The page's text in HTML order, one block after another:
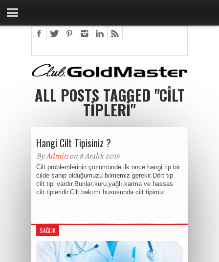
ALL POSTS TAGGED "CILT
TIPLERI"
Hangi Cilt Tipisiniz ?
ByAdminon 8 Aralık 2016
Cilt problemlerinin çözümünde ilk önce hangi tip bir
cilde sahip olduğumuzu bilmemiz gerekir.Dört tip
cilt tipi vardır.Bunlar;kuru,yağlı,karma ve hassas
cilt tipleridir.Cilt bakımı hususunda cilt tipimizi...
SAĞLIK